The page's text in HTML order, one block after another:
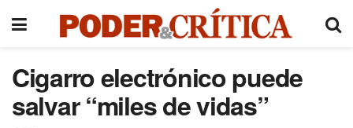
Cigarro electrónico puede
salvar “miles de vidas”